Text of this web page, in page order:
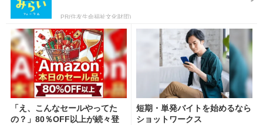
PR(住友生命福祉文化財団)
「え、こんなセールやってた
の？」80％OFF以上が続々登
短期・単発バイトを始めるなら
ショットワークス